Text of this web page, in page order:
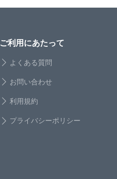
ご利用にあたって
よくある質問
お問い合わせ
利用規約
プライバシーポリシー